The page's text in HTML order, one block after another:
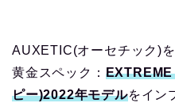
AUXETIC(オーセチック)
黄金スペック： EXTREME
ピー)2022年モデルをイン